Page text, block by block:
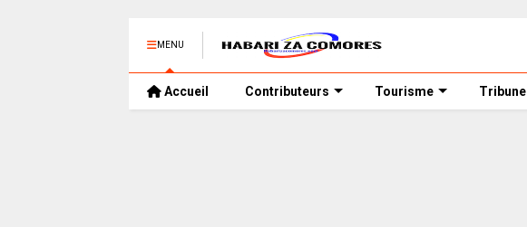
MENU
Accueil Contributeurs Tourisme Tribune